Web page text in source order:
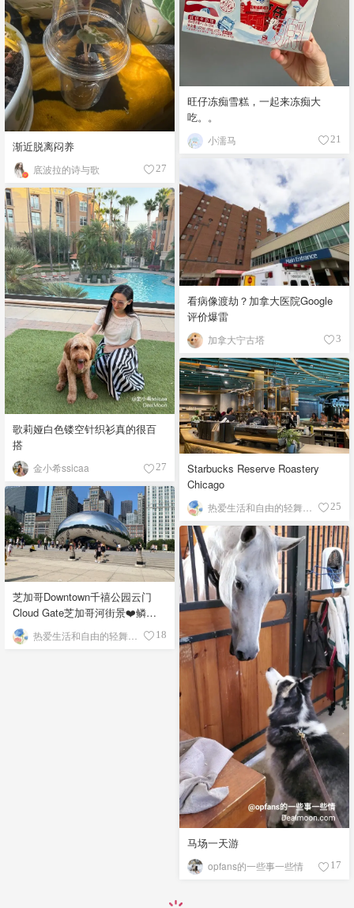
旺仔冻痴雪糕，一起来冻痴大
吃。。
小濡马 21
渐近脱离闷养
底波拉的诗与歌 27
看病像渡劫？加拿大医院Google
评价爆雷
加拿大宁古塔 3
歌莉娅白色镂空针织衫真的很百
搭
金小希ssicaa 27
Starbucks Reserve Roastery
Chicago
25
芝加哥Downtown千禧公园云门
Cloud Gate芝加哥河街景❤️鳞次
栉比的高楼
18
马场一天游
opfans的一些事一些情 17